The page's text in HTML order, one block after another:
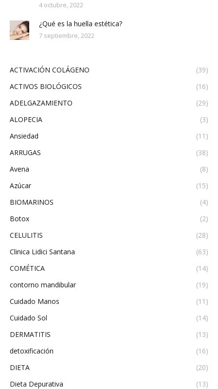
4 octubre, 2022
¿Qué es la huella estética?
7 septiembre, 2022
ACTIVACIÓN COLÁGENO
(39)
ACTIVOS BIOLÓGICOS
(16)
ADELGAZAMIENTO
(29)
ALOPECIA
(3)
Ansiedad
(11)
ARRUGAS
(38)
Avena
(8)
Azúcar
(15)
BIOMARINOS
(4)
Botox
(2)
CELULITIS
(28)
Clinica Lidici Santana
(63)
COMÉTICA
(14)
contorno mandibular
(19)
Cuidado Manos
(11)
Cuidado Sol
(14)
DERMATITIS
(13)
detoxificación
(16)
DIETA
(20)
Dieta Depurativa
(13)